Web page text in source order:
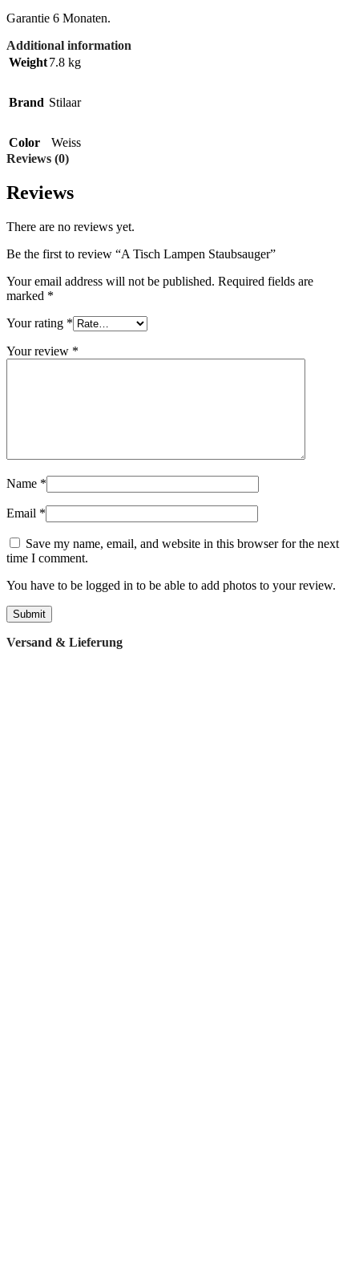
Garantie 6 Monaten.
Additional information
Weight7.8 kg
Brand Stilaar
Color
Weiss
Reviews (0)
Reviews
There are no reviews yet.
Be the first to review “A Tisch Lampen Staubsauger”
Your email address will not be published. Required fields are
marked *
Your rating *
Your review *
Name *
Email *
Save my name, email, and website in this browser for the next
time I comment.
You have to be logged in to be able to add photos to your review.
Versand & Lieferung